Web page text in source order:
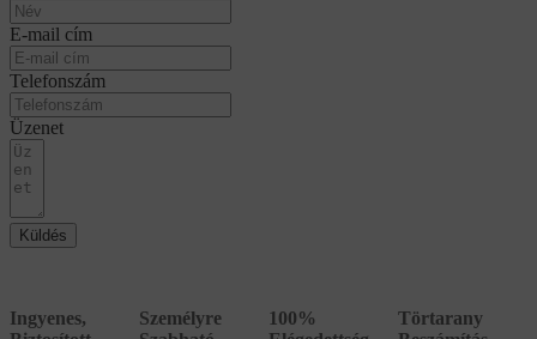
E-mail cím
Telefonszám
Üzenet
Küldés
Ingyenes,
Személyre
100%
Törtarany